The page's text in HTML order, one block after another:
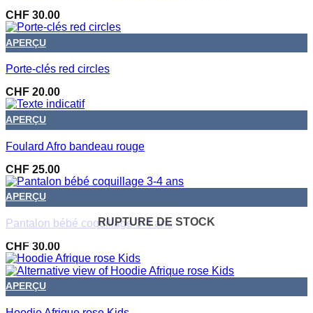
RUPTURE DE STOCK
CHF 30.00
APERÇU
Porte-clés red circles
CHF 20.00
APERÇU
Foulard Afro bandeau rouge
CHF 25.00
APERÇU
Pantalon bébé coquillage 3-4 ans
CHF 30.00
APERÇU